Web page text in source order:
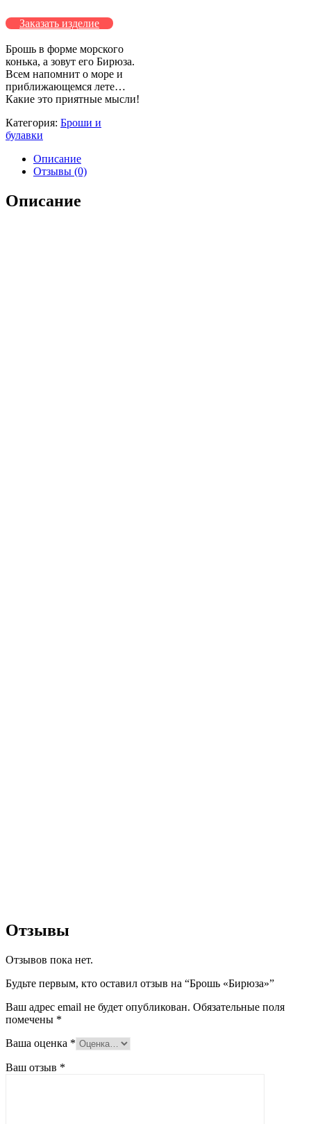
Заказать изделие
Брошь в форме морского
конька, а зовут его Бирюза.
Всем напомнит о море и
приближающемся лете…
Какие это приятные мысли!
Категория: Броши и
булавки
Описание
Отзывы (0)
Описание
Отзывы
Отзывов пока нет.
Будьте первым, кто оставил отзыв на “Брошь «Бирюза»”
Ваш адрес email не будет опубликован. Обязательные поля
помечены *
Ваша оценка *
Ваш отзыв *